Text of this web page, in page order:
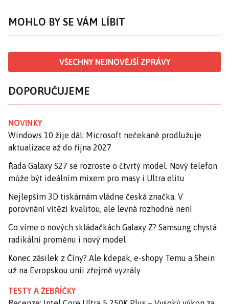
MOHLO BY SE VÁM LÍBIT
VŠECHNY NEJNOVĚJŠÍ ZPRÁVY
DOPORUČUJEME
NOVINKY
Windows 10 žije dál: Microsoft nečekaně prodlužuje
aktualizace až do října 2027
Řada Galaxy S27 se rozroste o čtvrtý model. Nový telefon
může být ideálním mixem pro masy i Ultra elitu
Nejlepším 3D tiskárnám vládne česká značka. V
porovnání vítězí kvalitou, ale levná rozhodně není
Co víme o nových skládačkách Galaxy Z? Samsung chystá
radikální proměnu i nový model
Konec zásilek z Číny? Ale kdepak, e-shopy Temu a Shein
už na Evropskou unii zřejmě vyzrály
TESTY A ŽEBŘÍČKY